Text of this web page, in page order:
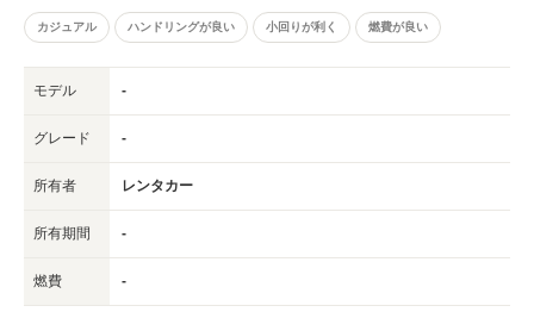
カジュアル ハンドリングが良い 小回りが利く 燃費が良い
モデル -
グレード -
所有者 レンタカー
所有期間 -
燃費 -